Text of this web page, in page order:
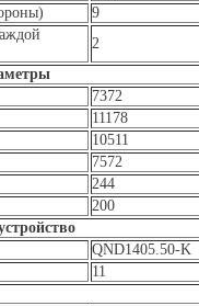
9
2
7372
11178
10511
7572
244
200
QND1405.50-K
11